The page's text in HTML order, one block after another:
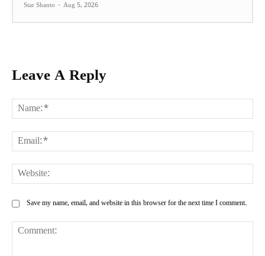
Star Shanto - Aug 5, 2026
Leave A Reply
Save my name, email, and website in this browser for the next time I comment.